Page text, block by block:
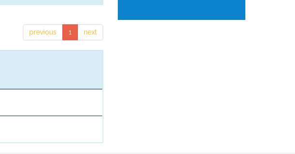
previous 1 next